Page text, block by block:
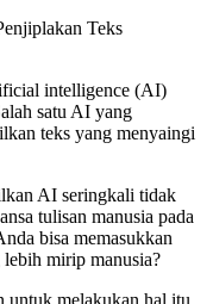
intelligence (AI)
satu AI yang
teks yang menyaingi
AI seringkali tidak
tulisan manusia pada
bisa memasukkan
mirip manusia?